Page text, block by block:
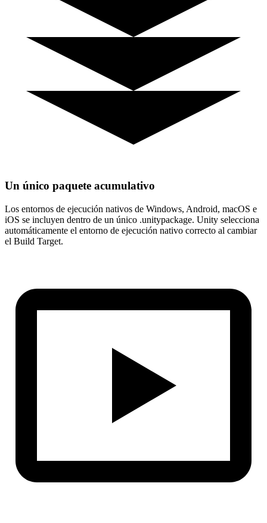
Un único paquete acumulativo
Los entornos de ejecución nativos de Windows, Android, macOS e
iOS se incluyen dentro de un único .unitypackage. Unity selecciona
automáticamente el entorno de ejecución nativo correcto al cambiar
el Build Target.